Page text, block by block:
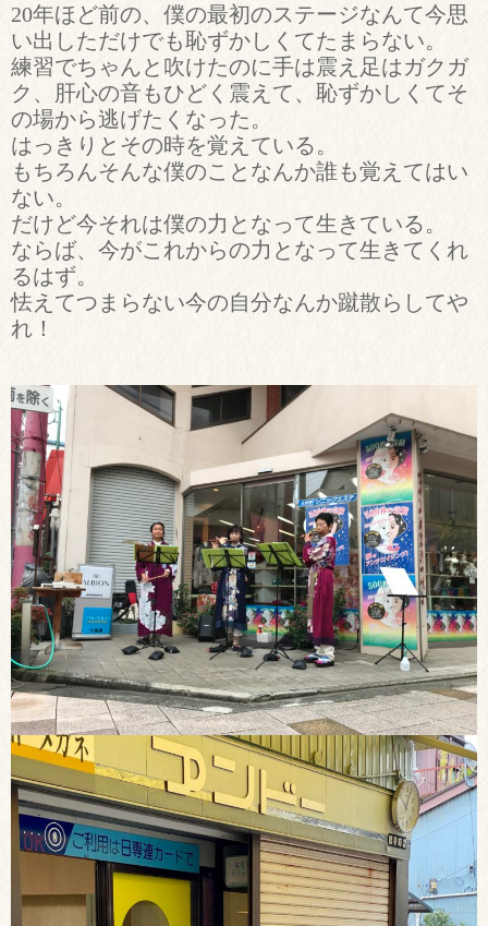
20年ほど前の、僕の最初のステージなんて今思
い出しただけでも恥ずかしくてたまらない。
練習でちゃんと吹けたのに手は震え足はガクガ
ク、肝心の音もひどく震えて、恥ずかしくてそ
の場から逃げたくなった。
はっきりとその時を覚えている。
もちろんそんな僕のことなんか誰も覚えてはい
ない。
だけど今それは僕の力となって生きている。
ならば、今がこれからの力となって生きてくれ
るはず。
怯えてつまらない今の自分なんか蹴散らしてや
れ！